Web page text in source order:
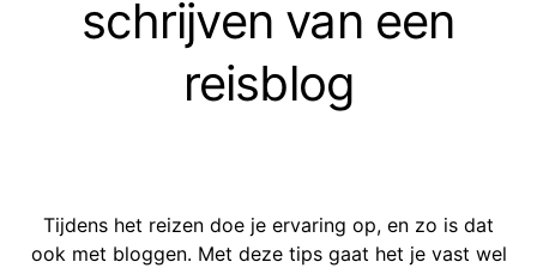
schrijven van een
reisblog
Tijdens het reizen doe je ervaring op, en zo is dat
ook met bloggen. Met deze tips gaat het je vast wel